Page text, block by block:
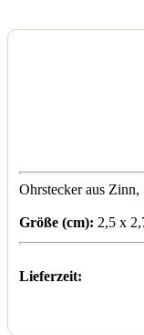
Ohrstecker aus Zinn,
Größe (cm): 2,5 x
Lieferzeit: